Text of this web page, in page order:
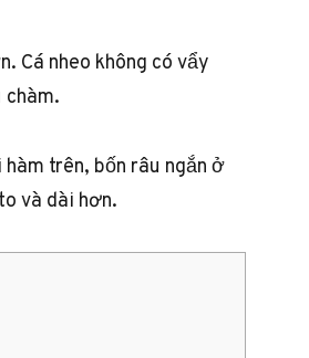
Cá nheo không có vẩy
trên, bốn râu ngắn ở
và dài hơn.